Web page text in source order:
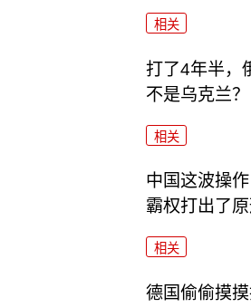
相关
打了4年半，
不是乌克兰？
相关
中国这波操
霸权打出了
相关
德国偷偷摸